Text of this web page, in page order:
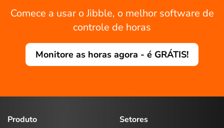
Comece a usar o Jibble, o melhor software de
controle de horas
Monitore as horas agora - é GRÁTIS!
Produto
Setores